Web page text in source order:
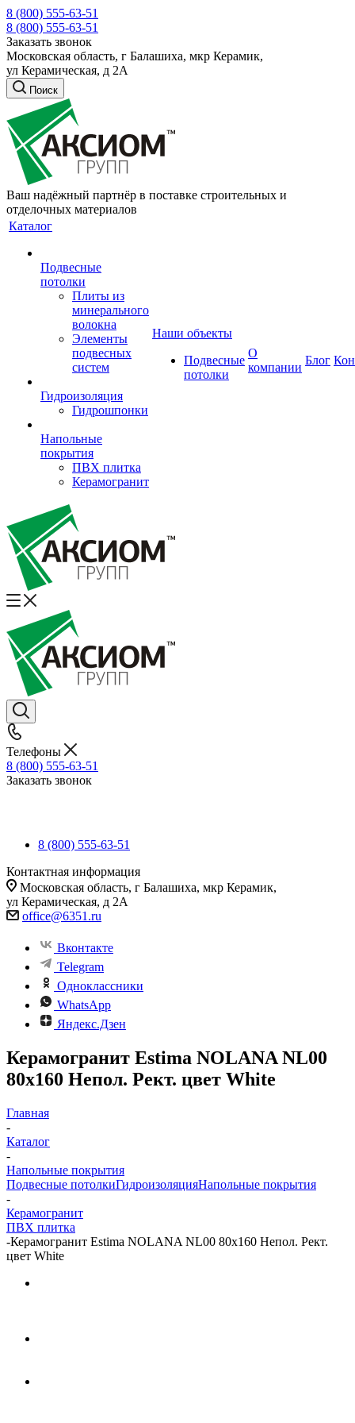
8 (800) 555-63-51
8 (800) 555-63-51
Заказать звонок
Московская область, г Балашиха, мкр Керамик,
ул Керамическая, д 2А
Поиск
Ваш надёжный партнёр в поставке строительных и
отделочных материалов
Каталог
Подвесные
потолки
Плиты из
минерального
волокна
Элементы
подвесных
систем
Гидроизоляция
Гидрошпонки
Напольные
покрытия
ПВХ плитка
Керамогранит
Наши объекты
Подвесные
потолки
О
компании
Блог
Телефоны
8 (800) 555-63-51
Заказать звонок
8 (800) 555-63-51
Контактная информация
Московская область, г Балашиха, мкр Керамик,
ул Керамическая, д 2А
office@6351.ru
Вконтакте
Telegram
Одноклассники
WhatsApp
Яндекс.Дзен
Керамогранит Estima NOLANA NL00
80x160 Непол. Рект. цвет White
Главная
-
Каталог
-
Напольные покрытия
Подвесные потолкиГидроизоляцияНапольные покрытия
-
Керамогранит
ПВХ плитка
-Керамогранит Estima NOLANA NL00 80x160 Непол. Рект.
цвет White